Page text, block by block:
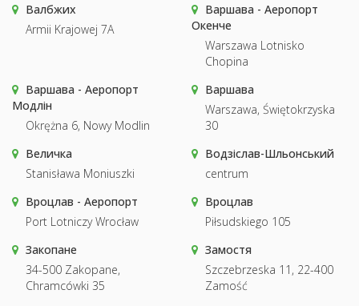
Валбжих
Armii Krajowej 7A
Варшава - Аеропорт
Окенче
Warszawa Lotnisko
Chopina
Варшава - Аеропорт
Модлін
Okrężna 6, Nowy Modlin
Варшава
Warszawa, Świętokrzyska
30
Величка
Stanisława Moniuszki
Водзіслав-Шльонський
centrum
Вроцлав - Аеропорт
Port Lotniczy Wrocław
Вроцлав
Piłsudskiego 105
Закопане
34-500 Zakopane,
Chramcówki 35
Замостя
Szczebrzeska 11, 22-400
Zamość